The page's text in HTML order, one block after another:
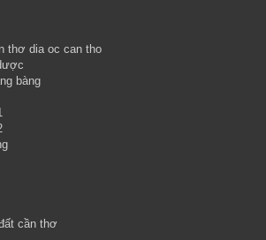
thơ dia oc can tho
bàng
cần thơ